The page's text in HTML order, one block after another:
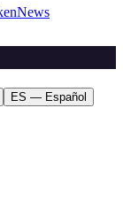
News
ES — Español